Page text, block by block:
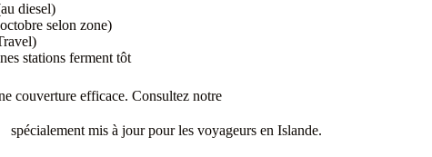
diesel)
selon zone)
stations ferment tôt
couverture efficace. Consultez notre
spécialement mis à jour pour les voyageurs en Islande.